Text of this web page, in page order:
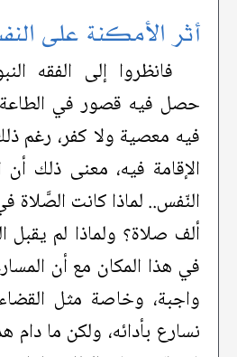
أثر الأمكنة على
فانظروا إلى الفقه
حصل فيه قصور في
فيه معصية ولا كفر، رغم
الإقامة فيه، معنى ذلك
النّفس.. لماذا كانت الصَّلاة
ألف صلاة؟ ولماذا لم
في هذا المكان مع أن
واجبة، وخاصة مثل
نسارع بأدائه، ولكن ما